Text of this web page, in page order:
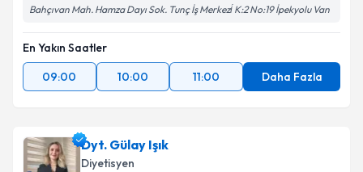
Bahçıvan Mah. Hamza Dayı Sok. Tunç İş Merkezi̇ K:2 No:19 İpekyolu Van
En Yakın Saatler
09:00
10:00 11:00 Daha Fazla
Dyt. Gülay Işık
Diyetisyen